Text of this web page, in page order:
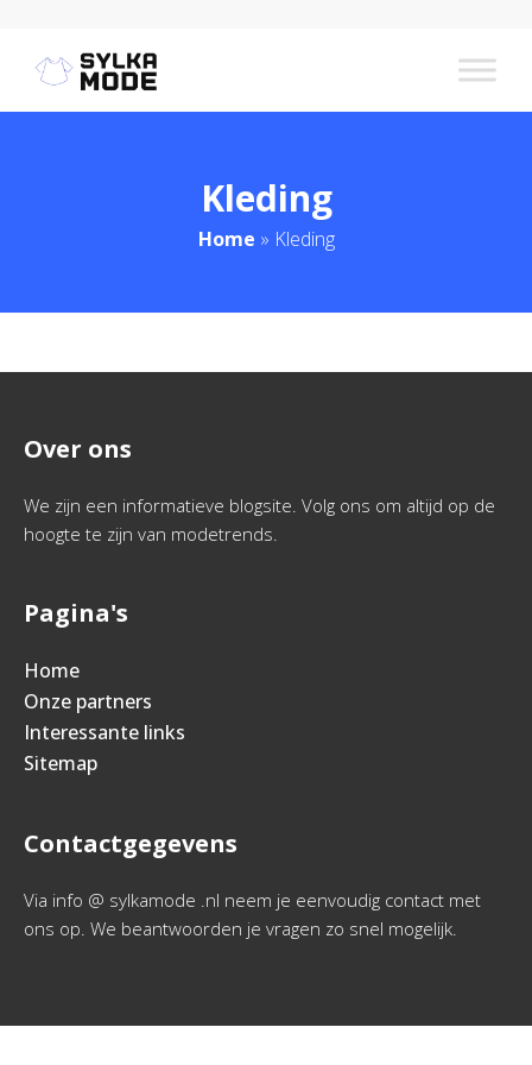
Kleding
Home » Kleding
Over ons
We zijn een informatieve blogsite. Volg ons om altijd op de
hoogte te zijn van modetrends.
Pagina's
Home
Onze partners
Interessante links
Sitemap
Contactgegevens
Via info @ sylkamode .nl neem je eenvoudig contact met
ons op. We beantwoorden je vragen zo snel mogelijk.